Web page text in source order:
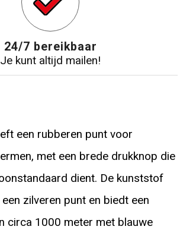
24/7 bereikbaar
Je kunt altijd mailen!
een rubberen punt voor
met een brede drukknop die
dient. De kunststof
zilveren punt en biedt een
circa 1000 meter met blauwe